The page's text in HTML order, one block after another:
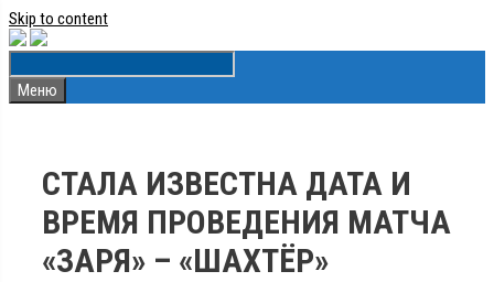
Skip to content
Меню
СТАЛА ИЗВЕСТНА ДАТА И
ВРЕМЯ ПРОВЕДЕНИЯ МАТЧА
«ЗАРЯ» – «ШАХТЁР»